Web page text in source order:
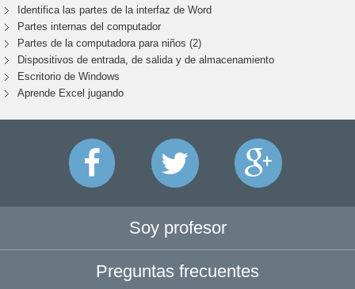
Identifica las partes de la interfaz de Word
Partes internas del computador
Partes de la computadora para niños (2)
Dispositivos de entrada, de salida y de almacenamiento
Escritorio de Windows
Aprende Excel jugando
Soy profesor
Preguntas frecuentes